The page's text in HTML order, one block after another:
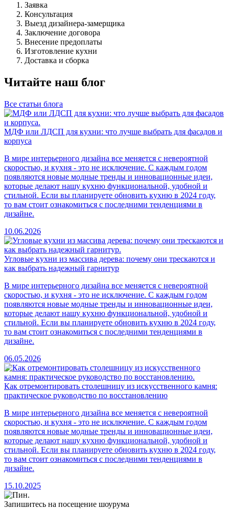
Заявка
Консультация
Выезд дизайнера-замерщика
Заключение договора
Внесение предоплаты
Изготовление кухни
Доставка и сборка
Читайте наш блог
Все статьи блога
МДФ или ЛДСП для кухни: что лучше выбрать для фасадов и
корпуса
В мире интерьерного дизайна все меняется с невероятной
скоростью, и кухня - это не исключение. С каждым годом
появляются новые модные тренды и инновационные идеи,
которые делают нашу кухню функциональной, удобной и
стильной. Если вы планируете обновить кухню в 2024 году,
то вам стоит ознакомиться с последними тенденциями в
дизайне.
10.06.2026
Угловые кухни из массива дерева: почему они трескаются и
как выбрать надежный гарнитур
В мире интерьерного дизайна все меняется с невероятной
скоростью, и кухня - это не исключение. С каждым годом
появляются новые модные тренды и инновационные идеи,
которые делают нашу кухню функциональной, удобной и
стильной. Если вы планируете обновить кухню в 2024 году,
то вам стоит ознакомиться с последними тенденциями в
дизайне.
06.05.2026
Как отремонтировать столешницу из искусственного камня:
практическое руководство по восстановлению
В мире интерьерного дизайна все меняется с невероятной
скоростью, и кухня - это не исключение. С каждым годом
появляются новые модные тренды и инновационные идеи,
которые делают нашу кухню функциональной, удобной и
стильной. Если вы планируете обновить кухню в 2024 году,
то вам стоит ознакомиться с последними тенденциями в
дизайне.
15.10.2025
Запишитесь на посещение шоурума